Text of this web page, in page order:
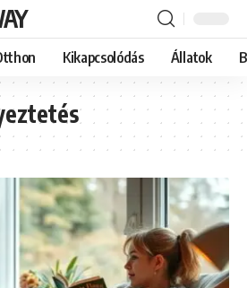
Kikapcsolódás Állatok